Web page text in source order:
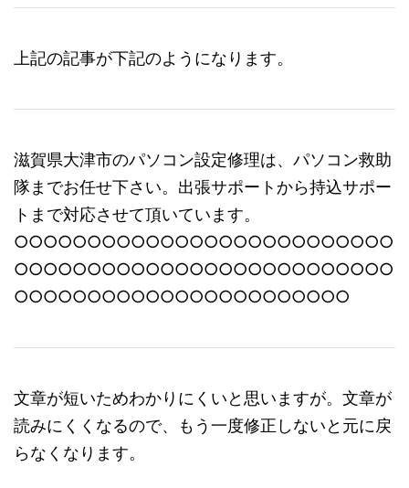
上記の記事が下記のようになります。
滋賀県大津市のパソコン設定修理は、パソコン救助
隊までお任せ下さい。出張サポートから持込サポー
トまで対応させて頂いています。
○○○○○○○○○○○○○○○○○○○○○○○○○○
○○○○○○○○○○○○○○○○○○○○○○○○○○
○○○○○○○○○○○○○○○○○○○○○○○
文章が短いためわかりにくいと思いますが。文章が
読みにくくなるので、もう一度修正しないと元に戻
らなくなります。